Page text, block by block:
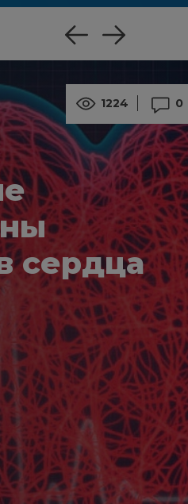
1224 0
сердца